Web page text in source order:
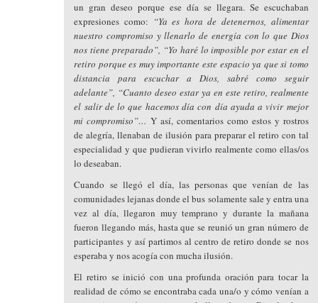
un gran deseo porque ese día se llegara. Se escuchaban
expresiones como: “Ya es hora de detenernos, alimentar
nuestro compromiso y llenarlo de energía con lo que Dios
nos tiene preparado”, “Yo haré lo imposible por estar en el
retiro porque es muy importante este espacio ya que si tomo
distancia para escuchar a Dios, sabré como seguir
adelante”, “Cuanto deseo estar ya en este retiro, realmente
el salir de lo que hacemos día con día ayuda a vivir mejor
mi compromiso”…Y así, comentarios como estos y rostros
de alegría, llenaban de ilusión para preparar el retiro con tal
especialidad y que pudieran vivirlo realmente como ellas/os
lo deseaban.
Cuando se llegó el día, las personas que venían de las
comunidades lejanas donde el bus solamente sale y entra una
vez al día, llegaron muy temprano y durante la mañana
fueron llegando más, hasta que se reunió un gran número de
participantes y así partimos al centro de retiro donde se nos
esperaba y nos acogía con mucha ilusión.
El retiro se inició con una profunda oración para tocar la
realidad de cómo se encontraba cada una/o y cómo venían a